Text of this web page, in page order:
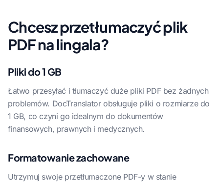
Chcesz przetłumaczyć plik
PDF na lingala?
Pliki do 1 GB
Łatwo przesyłać i tłumaczyć duże pliki PDF bez żadnych
problemów. DocTranslator obsługuje pliki o rozmiarze do
1 GB, co czyni go idealnym do dokumentów
finansowych, prawnych i medycznych.
Formatowanie zachowane
Utrzymuj swoje przetłumaczone PDF-y w stanie